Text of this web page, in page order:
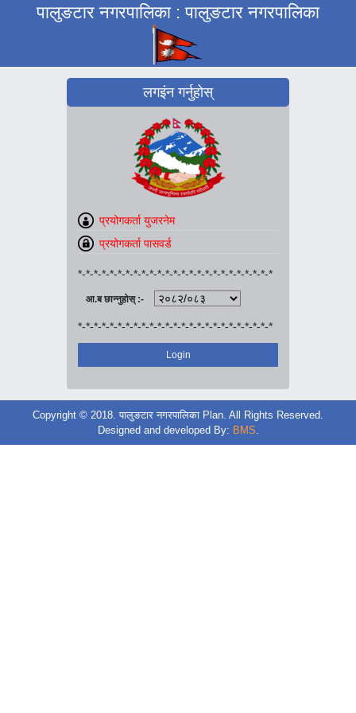
पालुङटार नगरपालिका : पालुङटार नगरपालिका
लगइंन गर्नुहोस्
*-*-*-*-*-*-*-*-*-*-*-*-*-*-*-*-*-*-*-*-*-*-*-*-*
आ.ब छान्नुहोस् :-
*-*-*-*-*-*-*-*-*-*-*-*-*-*-*-*-*-*-*-*-*-*-*-*-*
Copyright © 2018. पालुङटार नगरपालिका Plan. All Rights Reserved.
Designed and developed By: BMS.